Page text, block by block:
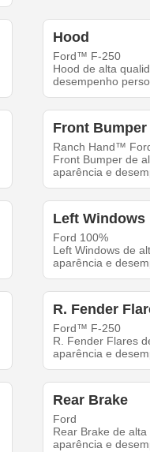
Hood
Ford™ F-250
Hood de alta
desempenho
Front Bumper
Ranch Hand™
Front Bumper de
aparência e
Left Windows
Ford 100%
Left Windows de
aparência e
R. Fender
Ford™ F-250
R. Fender Flares
aparência e
Rear Brake
Ford
Rear Brake de
aparência e